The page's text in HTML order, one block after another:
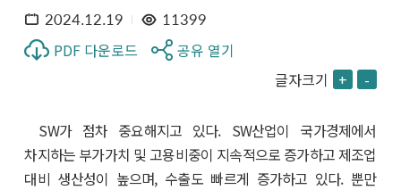
2024.12.19 11399
PDF 다운로드
공유 열기
글자크기 + -
SW가 점차 중요해지고 있다. SW산업이 국가경제에서
차지하는 부가가치 및 고용비중이 지속적으로 증가하고 제조업
대비 생산성이 높으며, 수출도 빠르게 증가하고 있다. 뿐만